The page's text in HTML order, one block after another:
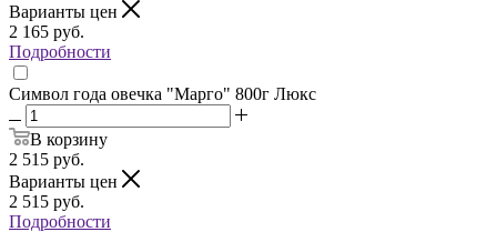
Варианты цен
2 165 руб.
Подробности
Символ года овечка "Марго" 800г Люкс
В корзину
2 515 руб.
Варианты цен
2 515 руб.
Подробности